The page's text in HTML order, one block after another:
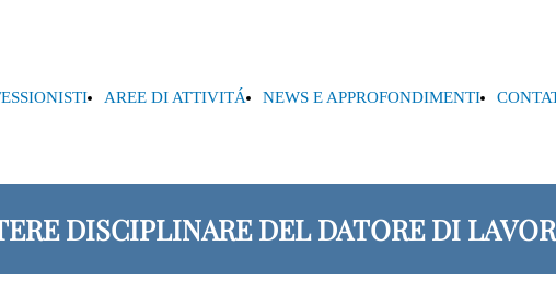
AREE DI ATTIVITÁ NEWS E APPROFONDIMENTI
DISCIPLINARE DEL DATORE DI